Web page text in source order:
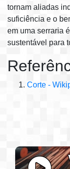
tornam aliadas
suficiência e o
em uma serraria
sustentável para
Corte -